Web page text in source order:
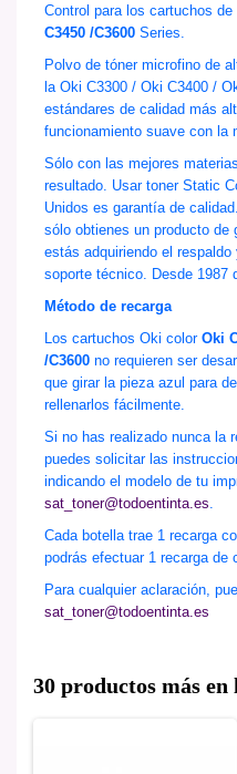
Control para los cartuchos de
C3450 /C3600 Series.
Polvo de tóner microfino de
la Oki C3300 / Oki C3400 /
estándares de calidad más
funcionamiento suave con la
Sólo con las mejores
resultado. Usar toner Static
Unidos es garantía de
sólo obtienes un producto de
estás adquiriendo el
soporte técnico. Desde 1987
Método de recarga
Los cartuchos Oki color Oki
/C3600 no requieren ser
que girar la pieza azul para
rellenarlos fácilmente.
Si no has realizado nunca la
puedes solicitar las
indicando el modelo de tu
sat_toner@todoentinta.es
Cada botella trae 1 recarga
podrás efectuar 1 recarga de
Para cualquier aclaración,
sat_toner@todoentinta.es
30 productos más